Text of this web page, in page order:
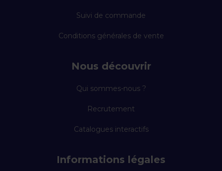
Suivi de commande
Conditions générales de vente
Nous découvrir
Qui sommes-nous ?
Recrutement
Catalogues interactifs
Informations légales